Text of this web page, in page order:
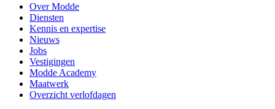
Over Modde
Diensten
Kennis en expertise
Nieuws
Jobs
Vestigingen
Modde Academy
Maatwerk
Overzicht verlofdagen